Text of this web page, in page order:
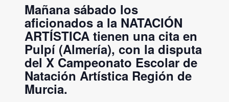
Mañana sábado los
aficionados a la NATACIÓN
ARTÍSTICA tienen una cita en
Pulpí (Almería), con la disputa
del X Campeonato Escolar de
Natación Artística Región de
Murcia.